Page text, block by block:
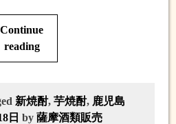
Continue
reading“2025
年
で
き
新焼酎,芋焼酎, 鹿児島
日 by薩摩酒類販売